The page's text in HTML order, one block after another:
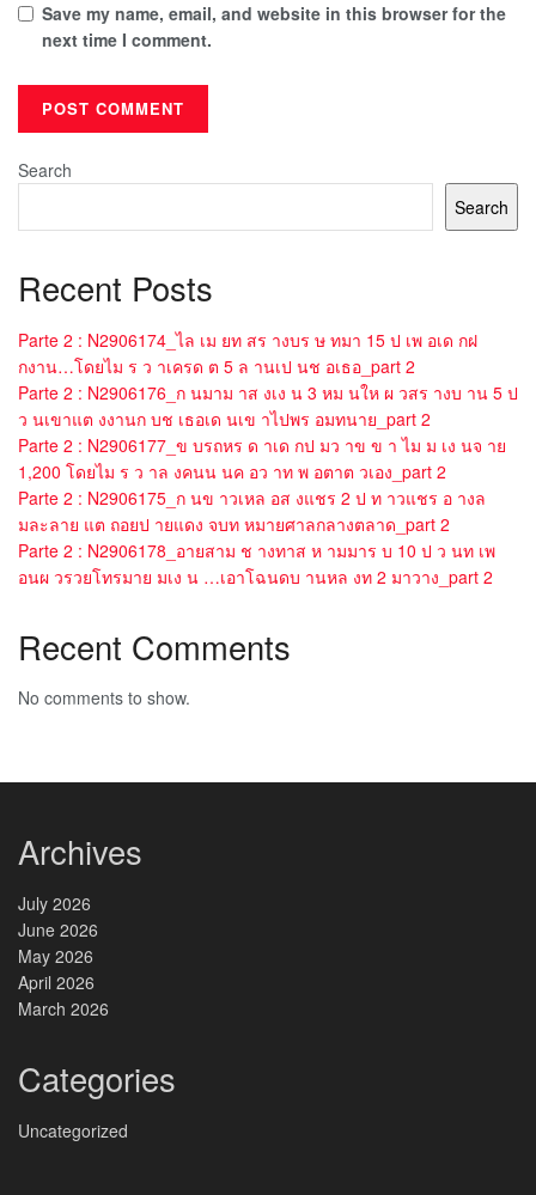
Save my name, email, and website in this browser for the
next time I comment.
Search
Search
Recent Posts
Parte 2 : N2906174_ไล เม ยท สร างบร ษ ทมา 15 ป เพ อเด กฝ
กงาน…โดยไม ร ว าเครด ต 5 ล านเป นช อเธอ_part 2
Parte 2 : N2906176_ก นมาม าส งเง น 3 หม นให ผ วสร างบ าน 5 ป
ว นเขาแต งงานก บช เธอเด นเข าไปพร อมทนาย_part 2
Parte 2 : N2906177_ข บรถหร ด าเด กป มว าข ข า ไม ม เง นจ าย
1,200 โดยไม ร ว าล งคนน นค อว าท พ อตาต วเอง_part 2
Parte 2 : N2906175_ก นข าวเหล อส งแชร 2 ป ท าวแชร อ างล
มละลาย แต ถอยป ายแดง จบท หมายศาลกลางตลาด_part 2
Parte 2 : N2906178_อายสาม ช างทาส ห ามมาร บ 10 ป ว นท เพ
อนผ วรวยโทรมาย มเง น …เอาโฉนดบ านหล งท 2 มาวาง_part 2
Recent Comments
No comments to show.
Archives
July 2026
June 2026
May 2026
April 2026
March 2026
Categories
Uncategorized